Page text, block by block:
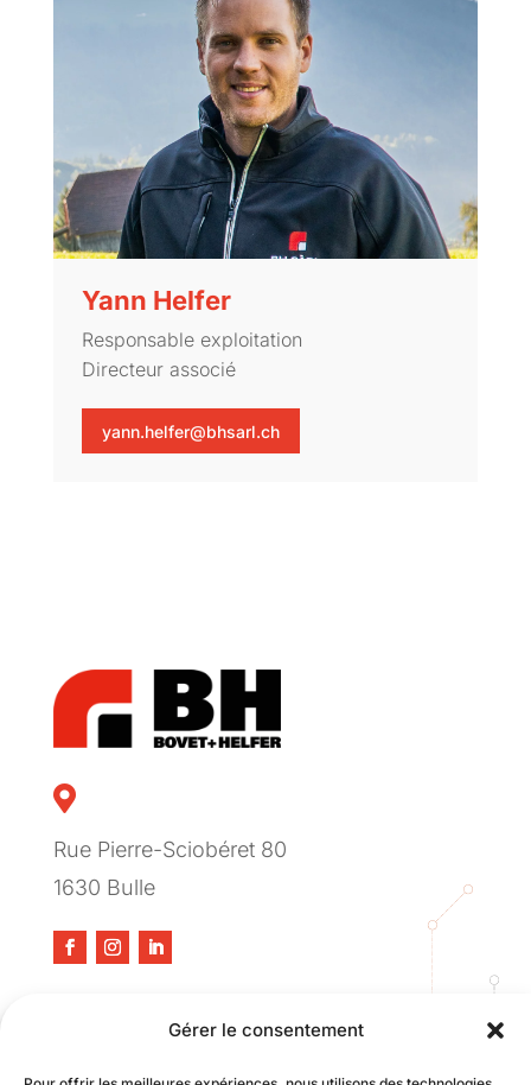
Gérer le consentement
Yann Helfer
Responsable exploitation
Directeur associé
yann.helfer@bhsarl.ch

Rue Pierre-Sciobéret 80
1630 Bulle
Nos prestations